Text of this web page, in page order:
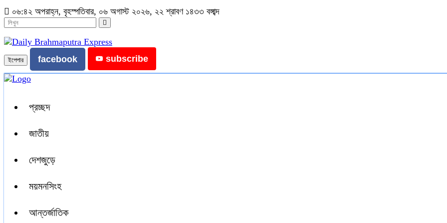
০৬:৪২ অপরাহ্ন, বৃহস্পতিবার, ০৬ অগাস্ট ২০২৬, ২২ শ্রাবণ ১৪৩৩ বঙ্গাব্দ
ইপেপার facebook subscribe
প্রচ্ছদ
জাতীয়
দেশজুড়ে
ময়মনসিংহ
আন্তর্জাতিক